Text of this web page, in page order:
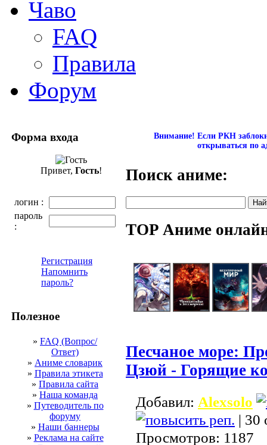
Чаво
FAQ
Правила
Форум
Форма входа
Привет, Гость!
логин :
пароль
:
Регистрация
Напомнить
пароль?
Полезное
» FAQ (Вопрос/
Ответ)
» Аниме словарик
» Правила этикета
» Правила сайта
» Наша команда
» Путеводитель по
форуму
» Наши баннеры
» Реклама на сайте
Внимание! Если РКН
открываться по
Поиск аниме:
TOP Аниме
Песчаное море:
Цзюй - Горящие
Добавил: Alexsolo
| 30
Просмотров: 1187